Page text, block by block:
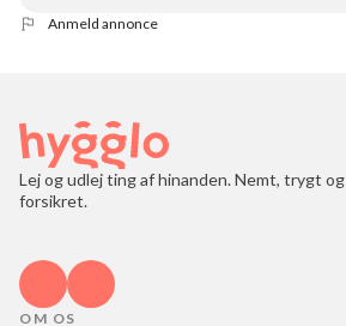
Anmeld annonce
Lej og udlej ting af hinanden. Nemt, trygt og
forsikret.
OM OS